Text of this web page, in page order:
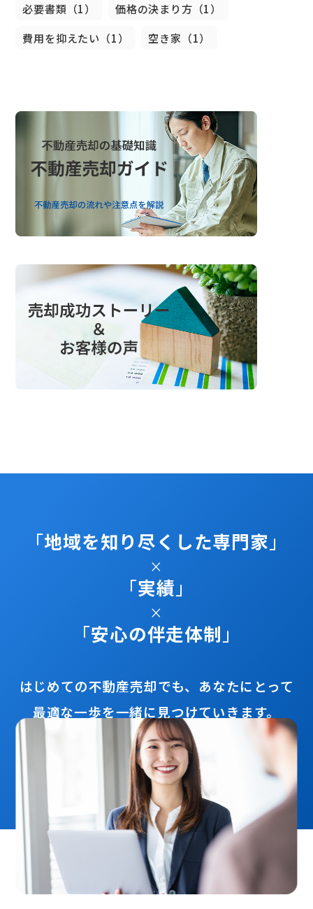
必要書類（1）
価格の決まり方（1）
費用を抑えたい（1）
空き家（1）
「地域を知り尽くした専門家 」
×
「実績 」
×
「安心の伴走体制 」
はじめての不動産売却でも、あなたにとって
最適な一歩を一緒に見つけていきます。